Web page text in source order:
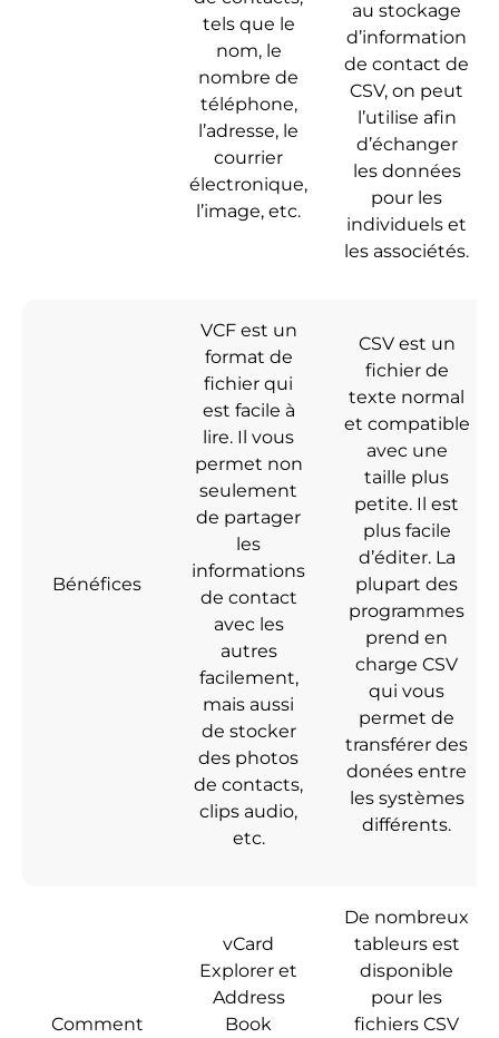
tels que le
nom, le
nombre de
téléphone,
l’adresse, le
courrier
électronique,
l’image, etc.
au stockage
d’information
de contact de
CSV, on peut
l’utilise afin
d’échanger
les données
pour les
individuels et
les associétés.
Bénéfices
VCF est un
format de
fichier qui
est facile à
lire. Il vous
permet non
seulement
de partager
les
informations
de contact
avec les
autres
facilement,
mais aussi
de stocker
des photos
de contacts,
clips audio,
etc.
CSV est un
fichier de
texte normal
et compatible
avec une
taille plus
petite. Il est
plus facile
d’éditer. La
plupart des
programmes
prend en
charge CSV
qui vous
permet de
transférer des
donées entre
les systèmes
différents.
Comment
vCard
Explorer et
Address
Book
De nombreux
tableurs est
disponible
pour les
fichiers CSV